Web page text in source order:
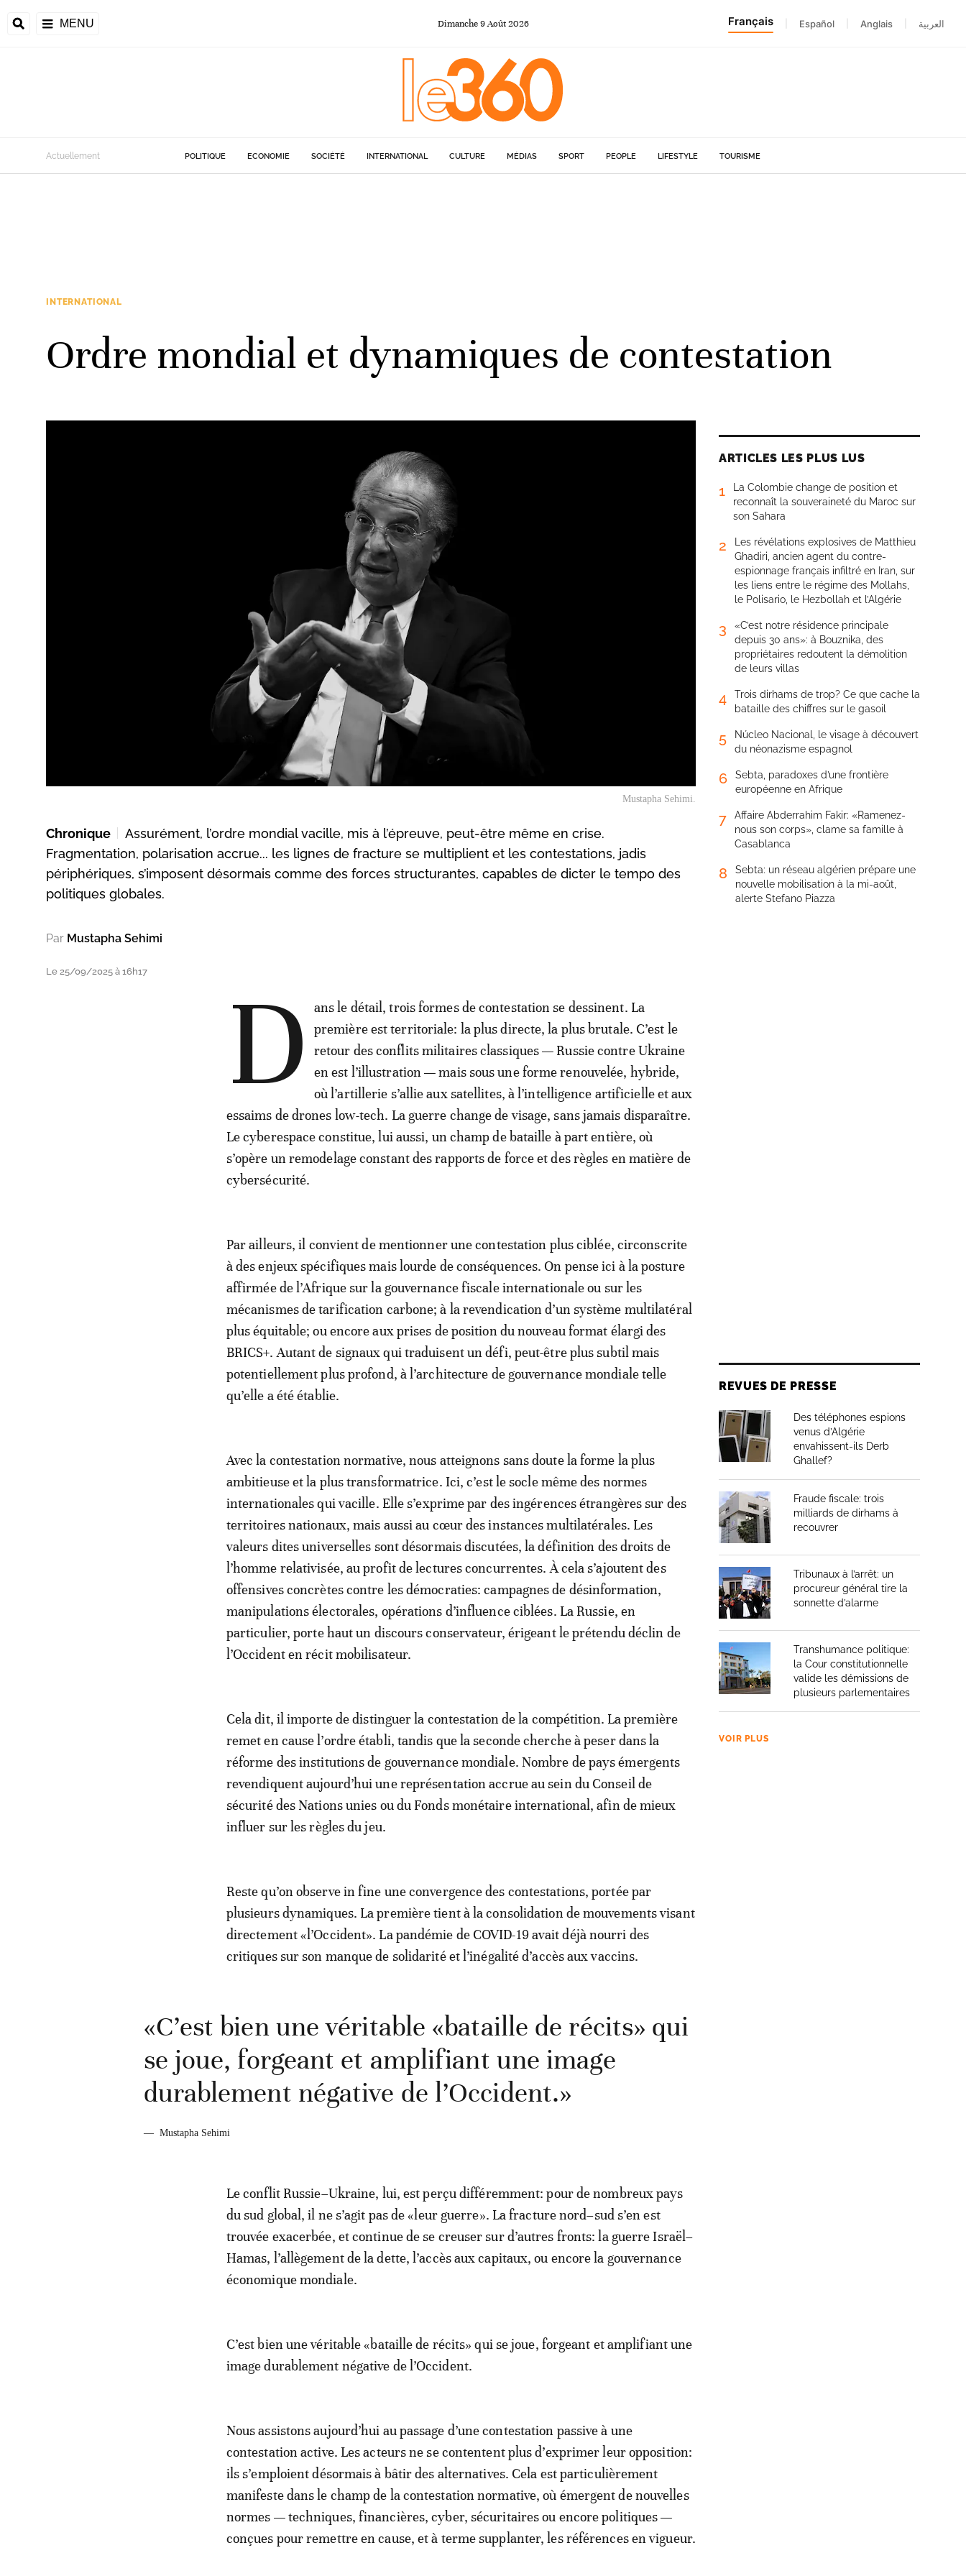
MENU Dimanche 9Août 2026 Français Español Anglais العربية
Actuellement POLITIQUE ECONOMIE SOCIÉTÉ INTERNATIONAL CULTURE MÉDIAS SPORT PEOPLE LIFESTYLE TOURISME
INTERNATIONAL
Ordre mondial et dynamiques de contestation
Mustapha Sehimi.
Chronique
Assurément, l’ordre mondial vacille, mis à l’épreuve, peut-être même en crise.
Fragmentation, polarisation accrue... les lignes de fracture se multiplient et les contestations, jadis
périphériques, s’imposent désormais comme des forces structurantes, capables de dicter le tempo des
politiques globales.
Par Mustapha Sehimi
Le 25/09/2025 à 16h17 D
ans le détail, trois formes de contestation se dessinent. La
première est territoriale: la plus directe, la plus brutale. C’est le
retour des conflits militaires classiques — Russie contre Ukraine
en est l’illustration — mais sous une forme renouvelée, hybride,
où l’artillerie s’allie aux satellites, à l’intelligence artificielle et aux
essaims de drones low-tech. La guerre change de visage, sans jamais disparaître.
Le cyberespace constitue, lui aussi, un champ de bataille à part entière, où
s’opère un remodelage constant des rapports de force et des règles en matière de
cybersécurité.
Par ailleurs, il convient de mentionner une contestation plus ciblée, circonscrite
à des enjeux spécifiques mais lourde de conséquences. On pense ici à la posture
affirmée de l’Afrique sur la gouvernance fiscale internationale ou sur les
mécanismes de tarification carbone; à la revendication d’un système multilatéral
plus équitable; ou encore aux prises de position du nouveau format élargi des
BRICS+. Autant de signaux qui traduisent un défi, peut-être plus subtil mais
potentiellement plus profond, à l’architecture de gouvernance mondiale telle
qu’elle a été établie.
Avec la contestation normative, nous atteignons sans doute la forme la plus
ambitieuse et la plus transformatrice. Ici, c’est le socle même des normes
internationales qui vacille. Elle s’exprime par des ingérences étrangères sur des
territoires nationaux, mais aussi au cœur des instances multilatérales. Les
valeurs dites universelles sont désormais discutées, la définition des droits de
l’homme relativisée, au profit de lectures concurrentes. À cela s’ajoutent des
offensives concrètes contre les démocraties: campagnes de désinformation,
manipulations électorales, opérations d’influence ciblées. La Russie, en
particulier, porte haut un discours conservateur, érigeant le prétendu déclin de
l’Occident en récit mobilisateur.
Cela dit, il importe de distinguer la contestation de la compétition. La première
remet en cause l’ordre établi, tandis que la seconde cherche à peser dans la
réforme des institutions de gouvernance mondiale. Nombre de pays émergents
revendiquent aujourd’hui une représentation accrue au sein du Conseil de
sécurité des Nations unies ou du Fonds monétaire international, afin de mieux
influer sur les règles du jeu.
Reste qu’on observe in fine une convergence des contestations, portée par
plusieurs dynamiques. La première tient à la consolidation de mouvements visant
directement «l’Occident». La pandémie de COVID-19 avait déjà nourri des
critiques sur son manque de solidarité et l’inégalité d’accès aux vaccins.
«C’est bien une véritable «bataille de récits» qui
se joue, forgeant et amplifiant une image
durablement négative de l’Occident.»
— Mustapha Sehimi
Le conflit Russie–Ukraine, lui, est perçu différemment: pour de nombreux pays
du sud global, il ne s’agit pas de «leur guerre». La fracture nord–sud s’en est
trouvée exacerbée, et continue de se creuser sur d’autres fronts: la guerre Israël–
Hamas, l’allègement de la dette, l’accès aux capitaux, ou encore la gouvernance
économique mondiale.
C’est bien une véritable «bataille de récits» qui se joue, forgeant et amplifiant une
image durablement négative de l’Occident.
Nous assistons aujourd’hui au passage d’une contestation passive à une
contestation active. Les acteurs ne se contentent plus d’exprimer leur opposition:
ils s’emploient désormais à bâtir des alternatives. Cela est particulièrement
manifeste dans le champ de la contestation normative, où émergent de nouvelles
normes — techniques, financières, cyber, sécuritaires ou encore politiques —
conçues pour remettre en cause, et à terme supplanter, les références en vigueur.
ARTICLES LES PLUS LUS
1
La Colombie change de position et
reconnaît la souveraineté du Maroc sur
son Sahara
2
Les révélations explosives de Matthieu
Ghadiri, ancien agent du contre-
espionnage français infiltré en Iran, sur
les liens entre le régime des Mollahs,
le Polisario, le Hezbollah et l’Algérie
3
«C’est notre résidence principale
depuis 30 ans»: à Bouznika, des
propriétaires redoutent la démolition
de leurs villas
4
Trois dirhams de trop? Ce que cache la
bataille des chiffres sur le gasoil
5
Núcleo Nacional, le visage à découvert
du néonazisme espagnol
6
Sebta, paradoxes d’une frontière
européenne en Afrique
7
Affaire Abderrahim Fakir: «Ramenez-
nous son corps», clame sa famille à
Casablanca
8
Sebta: un réseau algérien prépare une
nouvelle mobilisation à la mi-août,
alerte Stefano Piazza
REVUES DE PRESSE
Des téléphones espions
venus d’Algérie
envahissent-ils Derb
Ghallef?
Fraude fiscale: trois
milliards de dirhams à
recouvrer
Tribunaux à l’arrêt: un
procureur général tire la
sonnette d’alarme
Transhumance politique:
la Cour constitutionnelle
valide les démissions de
plusieurs parlementaires
VOIR PLUS